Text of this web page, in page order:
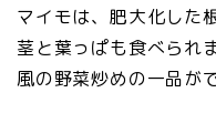
マイモは、肥大化した
茎と葉っぱも食べられ
風の野菜炒めの一品が